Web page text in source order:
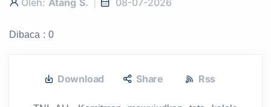
Oleh: Atang S. 08-07-2026
Dibaca : 0
Download Share Rss